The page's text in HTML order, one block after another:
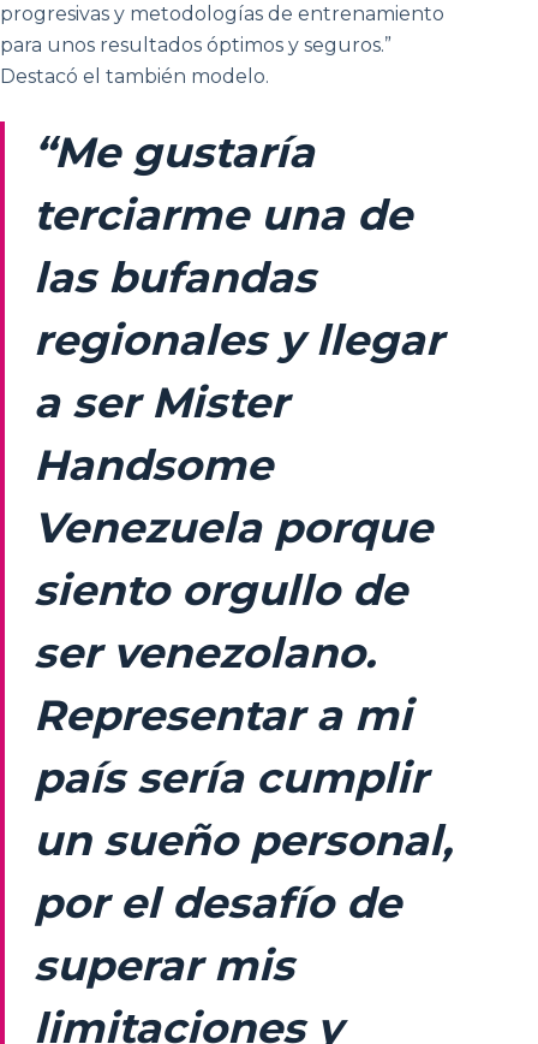
progresivas y metodologías de entrenamiento
para unos resultados óptimos y seguros.”
Destacó el también modelo.
“Me gustaría
terciarme una de
las bufandas
regionales y llegar
a ser Mister
Handsome
Venezuela porque
siento orgullo de
ser venezolano.
Representar a mi
país sería cumplir
un sueño personal,
por el desafío de
superar mis
limitaciones y